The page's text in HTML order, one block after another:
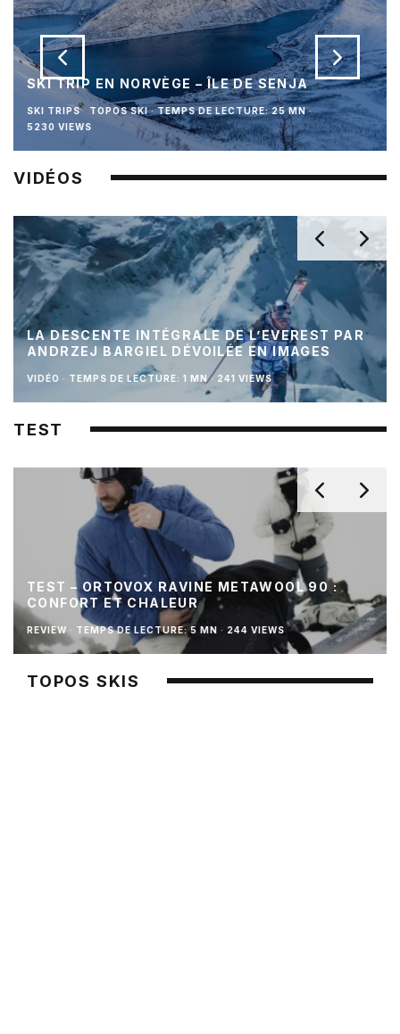
SKI TRIP EN NORVÈGE – ÎLE DE SENJA
SKI TRIPS TOPOS SKI · TEMPS DE LECTURE: 25 MN ·
5230 VIEWS
VIDÉOS
LA DESCENTE INTÉGRALE DE L’EVEREST PAR
ANDRZEJ BARGIEL DÉVOILÉE EN IMAGES
VIDÉO · TEMPS DE LECTURE: 1 MN · 241 VIEWS
TEST
TEST – ORTOVOX RAVINE METAWOOL 90 :
CONFORT ET CHALEUR
REVIEW · TEMPS DE LECTURE: 5 MN · 244 VIEWS
TOPOS SKIS